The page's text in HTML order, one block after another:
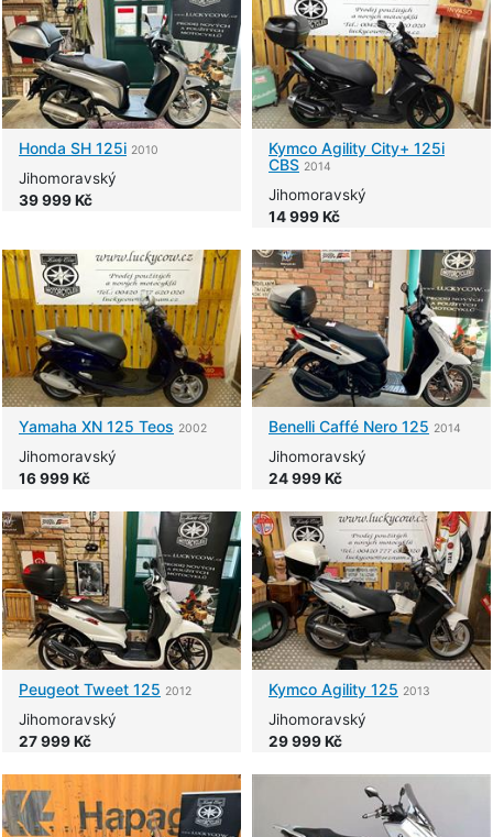
Honda SH 125i 2010
Jihomoravský
39 999 Kč
Kymco Agility City+ 125i
CBS 2014
Jihomoravský
14 999 Kč
Yamaha XN 125 Teos 2002
Jihomoravský
16 999 Kč
Benelli Caffé Nero 125 2014
Jihomoravský
24 999 Kč
Peugeot Tweet 125 2012
Jihomoravský
27 999 Kč
Kymco Agility 125 2013
Jihomoravský
29 999 Kč